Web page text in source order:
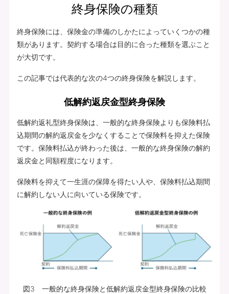
終身保険の種類
終身保険には、保険金の準備のしかたによっていくつかの種
類があります。契約する場合は目的に合った種類を選ぶこと
が大切です。
この記事では代表的な次の4つの終身保険を解説します。
低解約返戻金型終身保険
低解約返礼型終身保険は、一般的な終身保険よりも保険料払
込期間の解約返戻金を少なくすることで保険料を抑えた保険
です。保険料払込が終わった後は、一般的な終身保険の解約
返戻金と同額程度になります。
保険料を抑えて一生涯の保障を得たい人や、保険料払込期間
に解約しない人に向いている保険です。
図3 一般的な終身保険と低解約返戻金型終身保険の比較